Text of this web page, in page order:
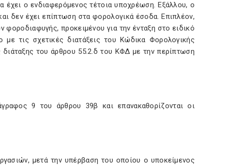
ο ενδιαφερόμενος τέτοια υποχρέωση. Εξάλλου, ο
δεν έχει επίπτωση στα φορολογικά έσοδα. Επιπλέον,
προκειμένου για την ένταξη στο ειδικό
τις σχετικές διατάξεις του Κώδικα Φορολογικής
του άρθρου 55.2.δ του ΚΦΔ με την περίπτωση
9 του άρθρου 39β και επανακαθορίζονται οι
μετά την υπέρβαση του οποίου ο υποκείμενος